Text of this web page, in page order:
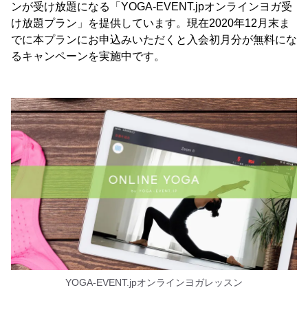
ンが受け放題になる「YOGA-EVENT.jpオンラインヨガ受
け放題プラン」を提供しています。現在2020年12月末ま
でに本プランにお申込みいただくと入会初月分が無料にな
るキャンペーンを実施中です。
YOGA-EVENT.jpオンラインヨガレッスン